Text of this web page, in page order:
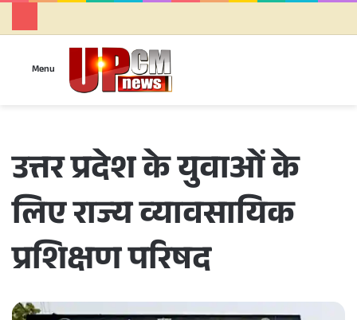
Menu
उत्तर प्रदेश के युवाओं के
लिए राज्य व्यावसायिक
प्रशिक्षण परिषद